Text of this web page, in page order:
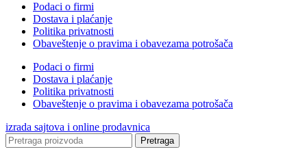
Podaci o firmi
Dostava i plaćanje
Politika privatnosti
Obaveštenje o pravima i obavezama potrošača
Podaci o firmi
Dostava i plaćanje
Politika privatnosti
Obaveštenje o pravima i obavezama potrošača
izrada sajtova i online prodavnica
Pretraga